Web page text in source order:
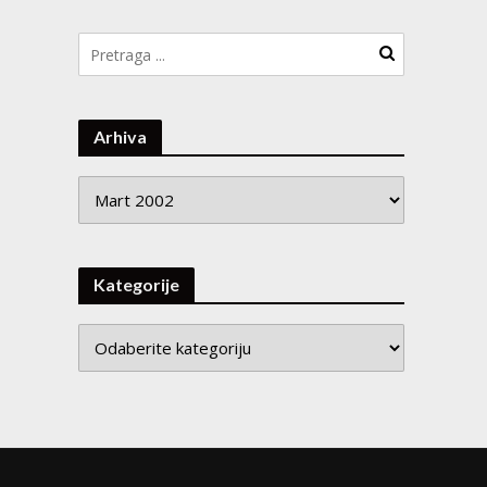
Arhiva
Kategorije